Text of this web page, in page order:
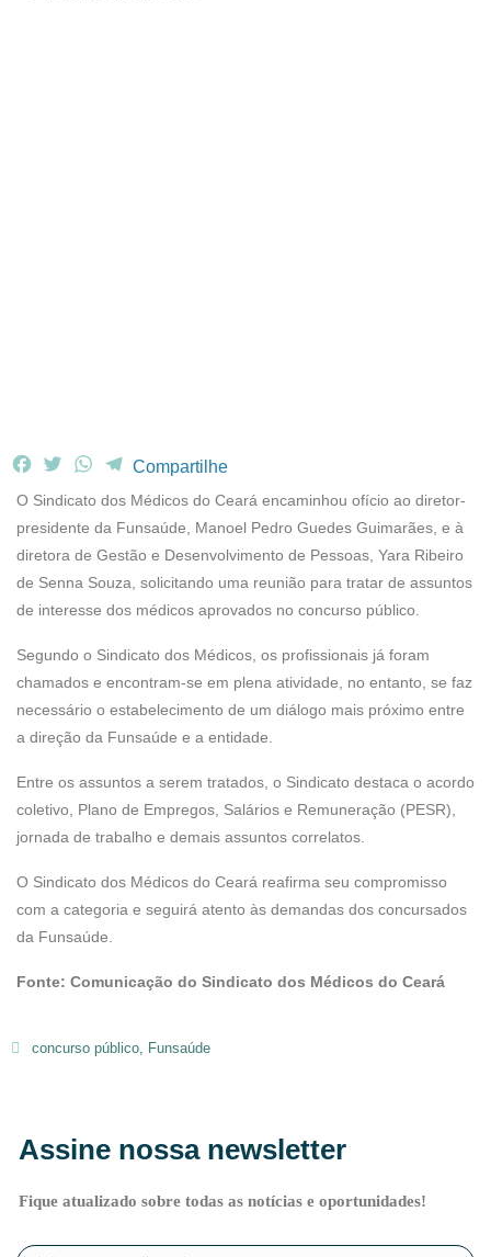
F
c
e
b
o
o
T
i
t
t
e
r
W
a
t
s
A
p
T
e
g
r
a
Compartilhe
O Sindicato dos Médicos do Ceará encaminhou ofício ao diretor-
presidente da Funsaúde, Manoel Pedro Guedes Guimarães, e à
diretora de Gestão e Desenvolvimento de Pessoas, Yara Ribeiro
de Senna Souza, solicitando uma reunião para tratar de assuntos
de interesse dos médicos aprovados no concurso público.
Segundo o Sindicato dos Médicos, os profissionais já foram
chamados e encontram-se em plena atividade, no entanto, se faz
necessário o estabelecimento de um diálogo mais próximo entre
a direção da Funsaúde e a entidade.
Entre os assuntos a serem tratados, o Sindicato destaca o acordo
coletivo, Plano de Empregos, Salários e Remuneração (PESR),
jornada de trabalho e demais assuntos correlatos.
O Sindicato dos Médicos do Ceará reafirma seu compromisso
com a categoria e seguirá atento às demandas dos concursados
da Funsaúde.
Fonte: Comunicação do Sindicato dos Médicos do Ceará
concurso público, Funsaúde
Assine nossa newsletter
Fique atualizado sobre todas as notícias e oportunidades!